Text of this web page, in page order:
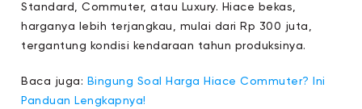
Standard, Commuter, atau Luxury. Hiace bekas,
harganya lebih terjangkau, mulai dari Rp 300 juta,
tergantung kondisi kendaraan tahun produksinya.
Baca juga: Bingung Soal Harga Hiace Commuter? Ini
Panduan Lengkapnya!